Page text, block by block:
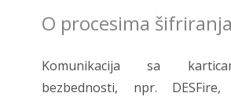
O procesima šifriranja
Komunikacija sa
bezbednosti, npr.